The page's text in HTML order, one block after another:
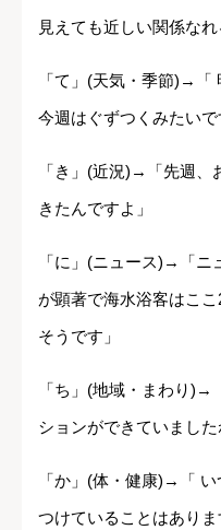
見えても近しい関係なれ
「て」(天気・季節)→「
今週はぐずつくみたいで
「き」(近況)→「先週、
きたんですよ」
「に」(ニュース)→「ニ
が顕著で海水浴客はこ
そうです」
「ち」(地域・まわり)→
ションができていました
「か」(体・健康)→「
つけていることはありま